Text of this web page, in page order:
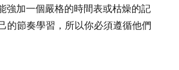
強加一個嚴格的時間表或枯燥的記
的節奏學習，所以你必須遵循他們